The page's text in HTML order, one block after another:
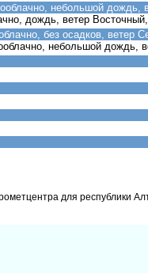
небольшой дождь,
дождь, ветер
без осадков, ветер
небольшой дождь,
для республики